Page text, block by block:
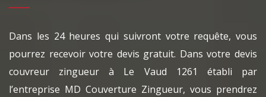
Dans les 24 heures qui suivront votre requête, vous
pourrez recevoir votre devis gratuit. Dans votre devis
couvreur zingueur à Le Vaud 1261 établi par
l’entreprise MD Couverture Zingueur, vous prendrez